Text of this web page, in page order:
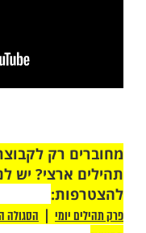
קיבל יום
תשובה יום
כך, שהשטן לא
הוא מסוגל לכפרת
למי שמקיים את